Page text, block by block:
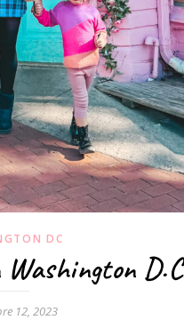
DC
Washington D.C
12, 2023